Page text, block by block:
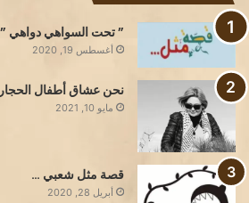
” تحت السواهي
أغسطس 19, 2020
نحن عشاق أطفال الحجارة
مايو 10, 2021
قصة مثل شعبي …
أبريل 28, 2020